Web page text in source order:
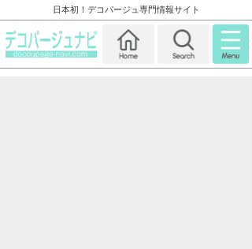
日本初！デコパージュ専門情報サイト